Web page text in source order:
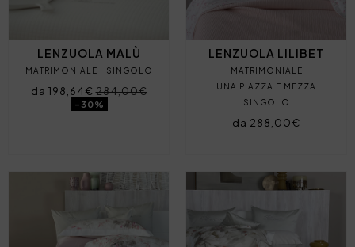
LENZUOLA MALÙ
MATRIMONIALE SINGOLO
da 198,64€284,00€
-30%
LENZUOLA LILIBET
MATRIMONIALE
UNA PIAZZA E MEZZA
SINGOLO
da 288,00€